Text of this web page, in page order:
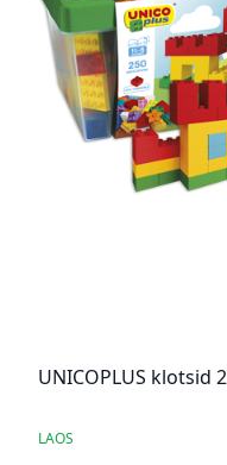
UNICOPLUS klotsid
LAOS